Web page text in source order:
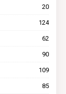
20
124
62
90
109
85